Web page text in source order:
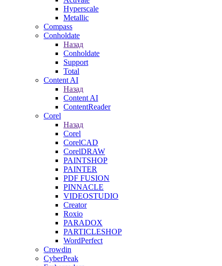
Hyperscale
Metallic
Compass
Conholdate
Назад
Conholdate
Support
Total
Content AI
Назад
Content AI
ContentReader
Corel
Назад
Corel
CorelCAD
CorelDRAW
PAINTSHOP
PAINTER
PDF FUSION
PINNACLE
VIDEOSTUDIO
Creator
Roxio
PARADOX
PARTICLESHOP
WordPerfect
Crowdin
CyberPeak